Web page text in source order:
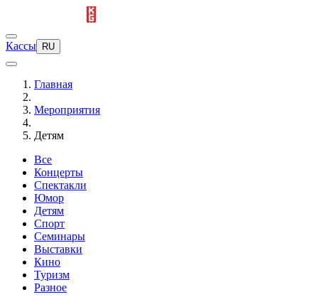
Кассы RU
Главная
Мероприятия
Детям
Все
Концерты
Спектакли
Юмор
Детям
Спорт
Семинары
Выставки
Кино
Туризм
Разное